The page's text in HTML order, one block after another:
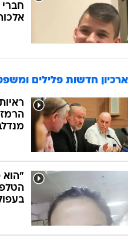
ארכיון חדשות פלילים ומשפט -